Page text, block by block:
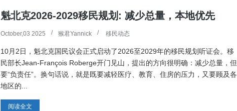
魁北克2026-2029移民规划: 减少总量，本地优先
October,03 2025 猴君Yannick 移民动态
10月2日，魁北克国民议会正式启动了2026至2029年的移民规划听证会。移
民部长Jean-François Roberge开门见山，提出的方向很明确：减少总量，但
要“负责任”。换句话说，就是既要减轻医疗、教育、住房的压力，又要顾及各
地区的...
阅读全文